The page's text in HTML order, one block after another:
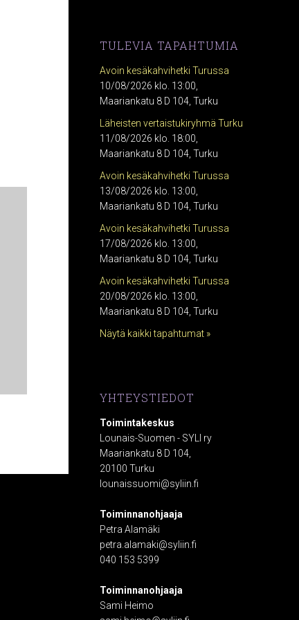
TULEVIA TAPAHTUMIA
Avoin kesäkahvihetki Turussa
10/08/2026 klo. 13:00,
Maariankatu 8 D 104, Turku
Läheisten vertaistukiryhmä Turku
11/08/2026 klo. 18:00,
Maariankatu 8 D 104, Turku
Avoin kesäkahvihetki Turussa
13/08/2026 klo. 13:00,
Maariankatu 8 D 104, Turku
Avoin kesäkahvihetki Turussa
17/08/2026 klo. 13:00,
Maariankatu 8 D 104, Turku
Avoin kesäkahvihetki Turussa
20/08/2026 klo. 13:00,
Maariankatu 8 D 104, Turku
Näytä kaikki tapahtumat »
YHTEYSTIEDOT
Toimintakeskus
Lounais-Suomen - SYLI ry
Maariankatu 8 D 104,
20100 Turku
lounaissuomi@syliin.fi
Toiminnanohjaaja
Petra Alamäki
petra.alamaki@syliin.fi
040 153 5399
Toiminnanohjaaja
Sami Heimo